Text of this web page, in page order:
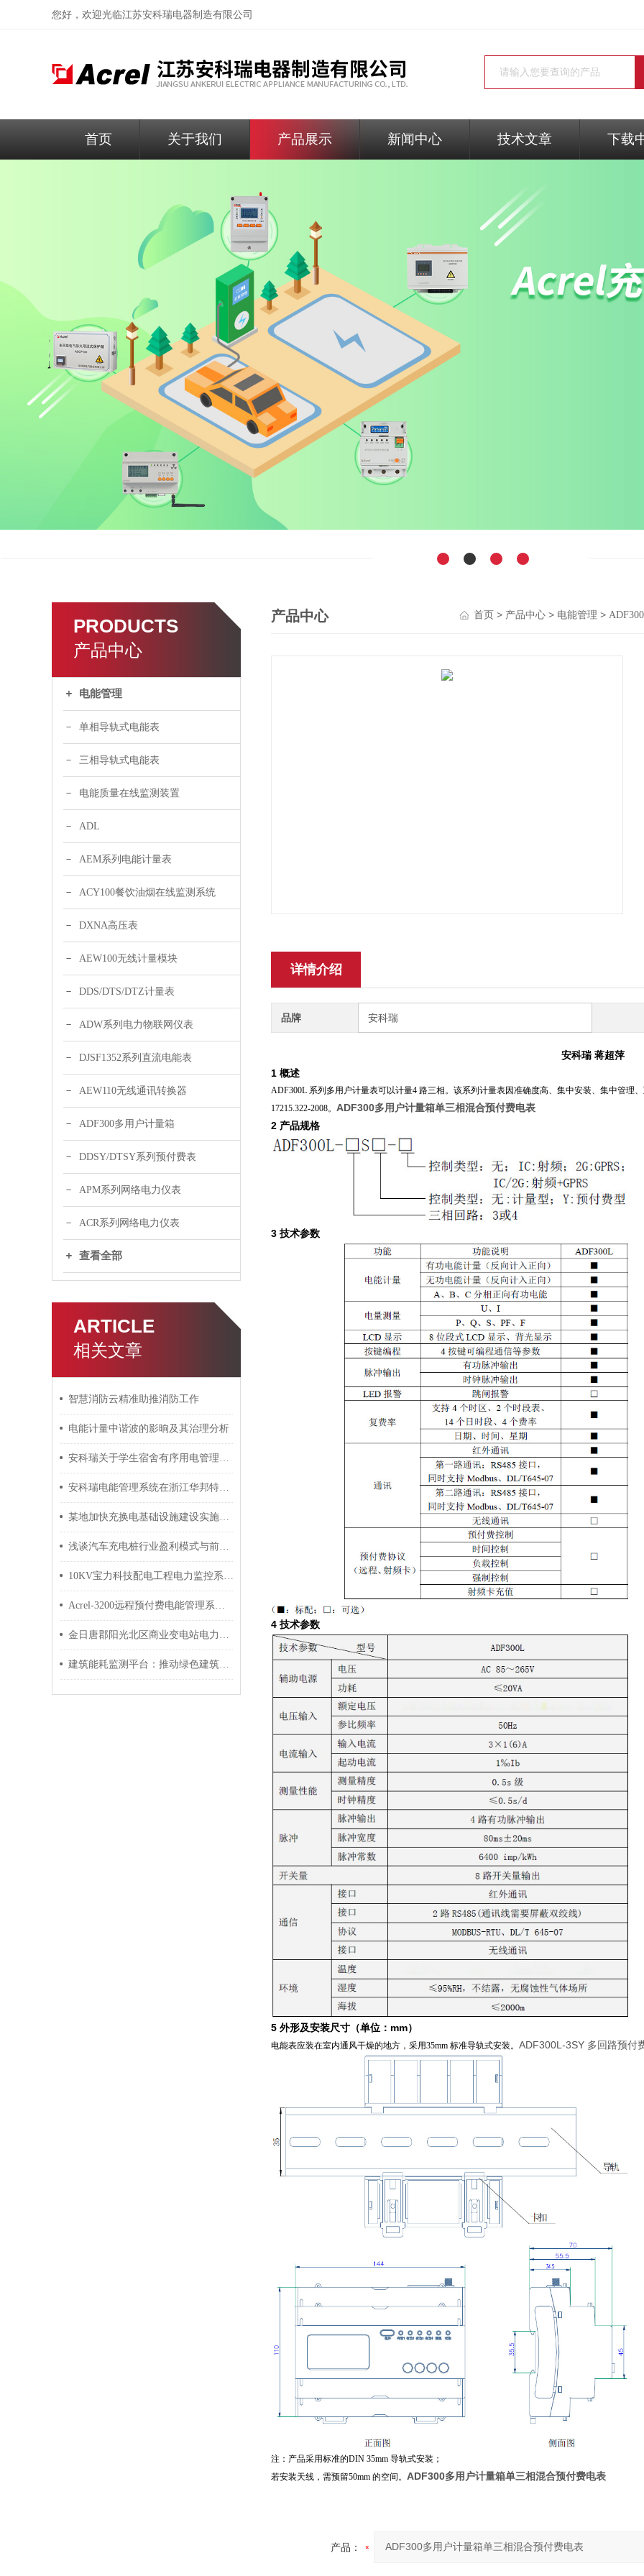
您好，欢迎光临江苏安科瑞电器制造有限公司
首页 关于我们 产品展示 新闻中心 技术文章 下载
PRODUCTS
产品中心
电能管理
单相导轨式电能表
三相导轨式电能表
电能质量在线监测装置
ADL
AEM系列电能计量表
ACY100餐饮油烟在线监测系统
DXNA高压表
AEW100无线计量模块
DDS/DTS/DTZ计量表
ADW系列电力物联网仪表
DJSF1352系列直流电能表
AEW110无线通讯转换器
ADF300多用户计量箱
DDSY/DTSY系列预付费表
APM系列网络电力仪表
ACR系列网络电力仪表
查看全部
ARTICLE
相关文章
智慧消防云精准助推消防工作
电能计量中谐波的影晌及其治理分析
产品中心 首页 > 产品中心 > 电能管理 >
详情介绍
品牌 安科瑞
安科瑞 蒋超萍
1 概述
ADF300L 系列多用户计量表可以计量4 路三相。该系列计量表因准确度高、集中安装、集中管理
17215.322-2008。 ADF300多用户计量箱单三相混合预付费电表
2 产品规格
3 技术参数
4 技术参数
5 外形及安装尺寸（单位：mm）
电能表应装在室内通风干燥的地方，采用35mm 标准导轨式安装。 ADF300L-3SY 多回路预付
注：产品采用标准的DIN 35mm 导轨式安装；
若安装天线，需预留50mm 的空间。 ADF300多用户计量箱单三相混合预付费电表
产品：